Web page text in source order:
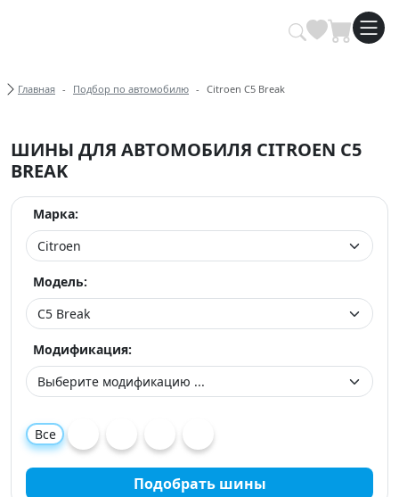
Купить автомобильные шины
Хлебные крошки
Главная Подбор по автомобилю Citroen C5 Break
ШИНЫ ДЛЯ АВТОМОБИЛЯ CITROEN C5
BREAK
Марка:
Модель:
Модификация:
Все
Подобрать шины